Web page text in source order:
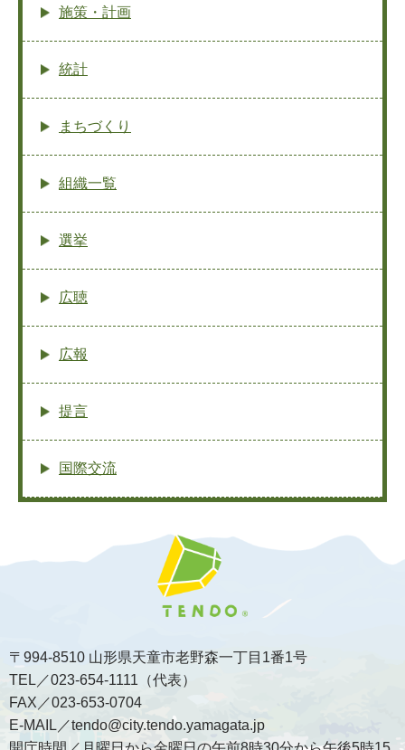
施策・計画
統計
まちづくり
組織一覧
選挙
広聴
広報
提言
国際交流
〒994-8510 山形県天童市老野森一丁目1番1号
TEL／023-654-1111（代表）
FAX／023-653-0704
E-MAIL／tendo@city.tendo.yamagata.jp